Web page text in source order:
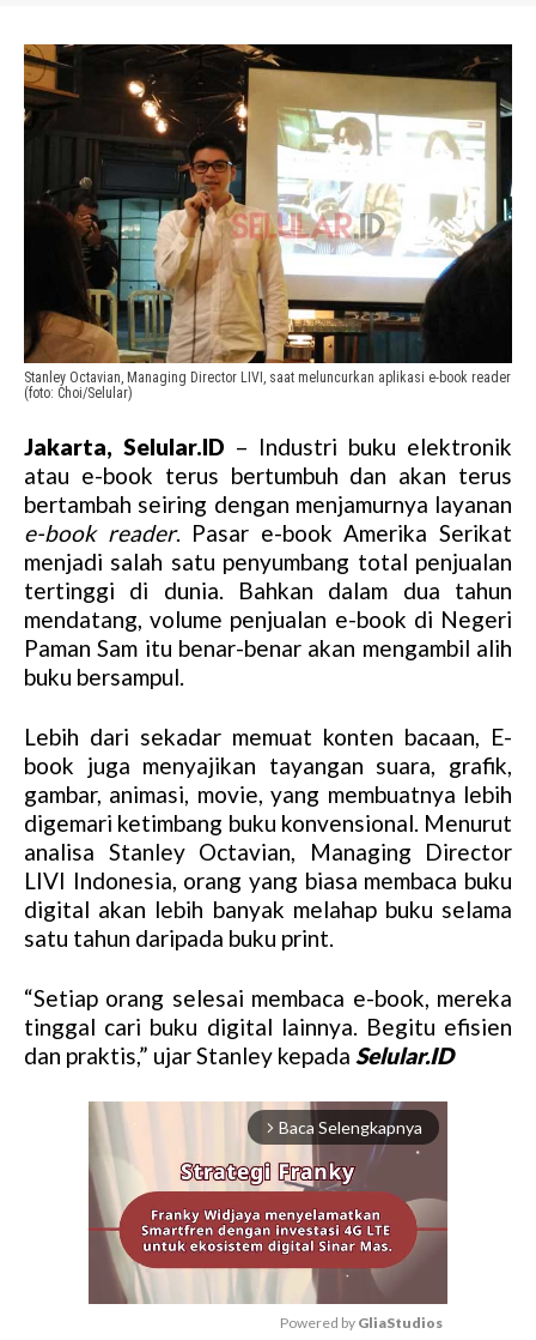
Stanley Octavian, Managing Director LIVI, saat meluncurkan aplikasi e-book reader
(foto: Choi/Selular)
Jakarta, Selular.ID – Industri buku elektronik
atau e-book terus bertumbuh dan akan terus
bertambah seiring dengan menjamurnya layanan
e-book reader. Pasar e-book Amerika Serikat
menjadi salah satu penyumbang total penjualan
tertinggi di dunia. Bahkan dalam dua tahun
mendatang, volume penjualan e-book di Negeri
Paman Sam itu benar-benar akan mengambil alih
buku bersampul.
Lebih dari sekadar memuat konten bacaan, E-
book juga menyajikan tayangan suara, grafik,
gambar, animasi, movie, yang membuatnya lebih
digemari ketimbang buku konvensional. Menurut
analisa Stanley Octavian, Managing Director
LIVI Indonesia, orang yang biasa membaca buku
digital akan lebih banyak melahap buku selama
satu tahun daripada buku print.
“Setiap orang selesai membaca e-book, mereka
tinggal cari buku digital lainnya. Begitu efisien
dan praktis,” ujar Stanley kepada Selular.ID
arrow_forward_ios Baca Selengkapnya
Powered by GliaStudios